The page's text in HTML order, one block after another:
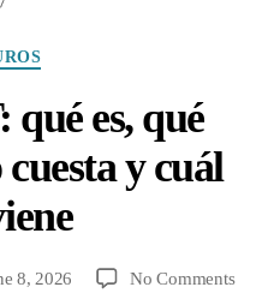
Categories
qué es, qué
y cuál
8, 2026 No Commentson